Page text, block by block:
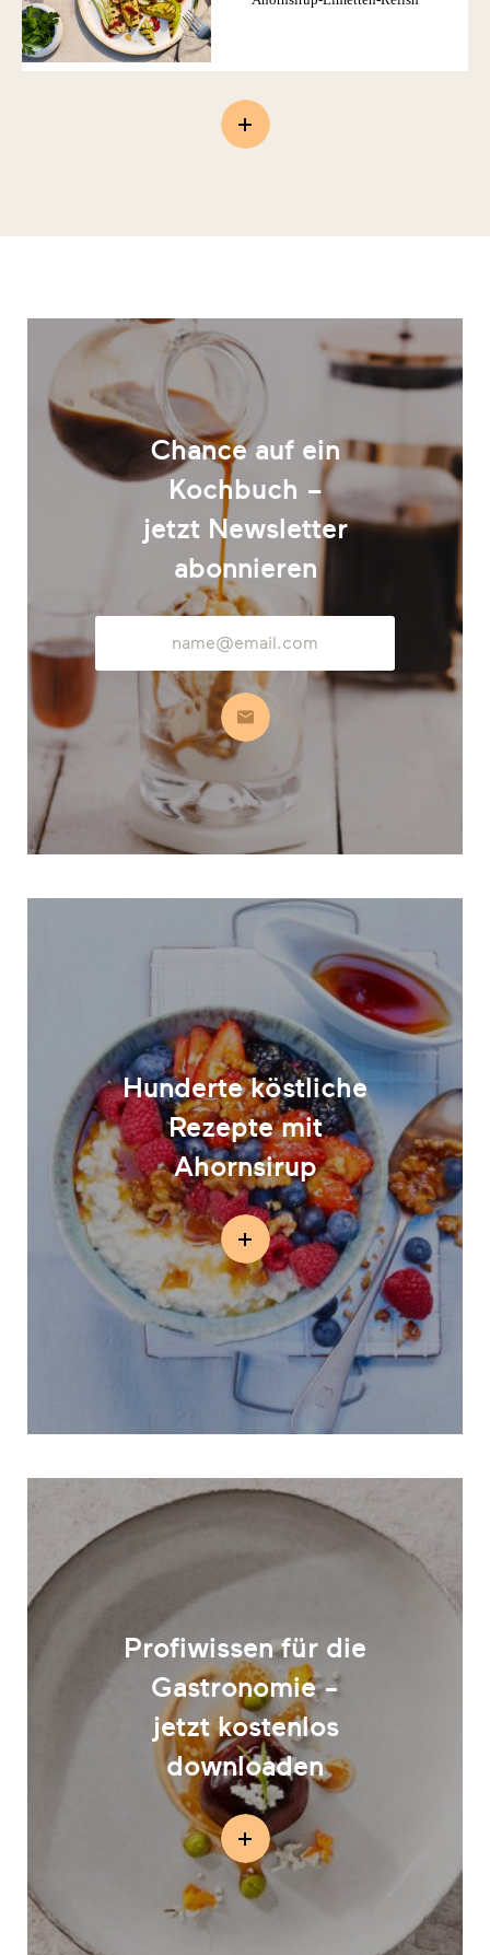
Chance auf ein
Kochbuch –
jetzt Newsletter
abonnieren
Mail-
Adresse
Abonnieren
Hunderte köstliche
Rezepte mit
Ahornsirup
Profiwissen für die
Gastronomie -
jetzt kostenlos
downloaden